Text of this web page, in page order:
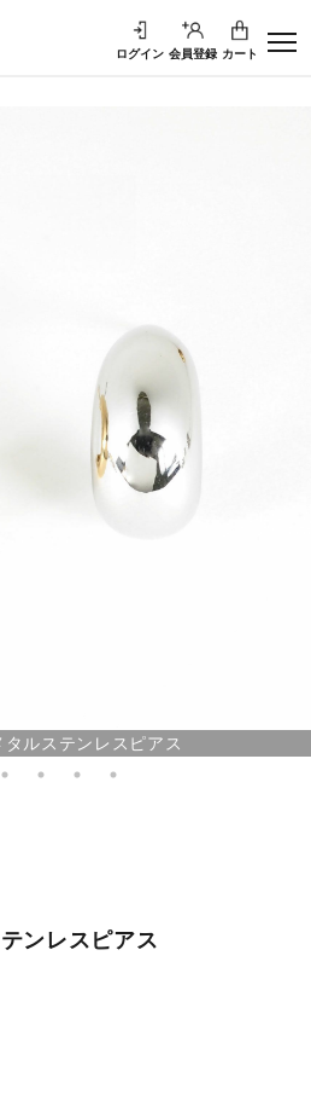
ログイン 会員登録 カート
タルステンレスピアス
ンレスピアス